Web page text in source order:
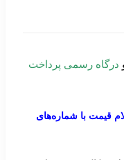
درگاه رسمی پرداخت
قیمت با شماره‌های